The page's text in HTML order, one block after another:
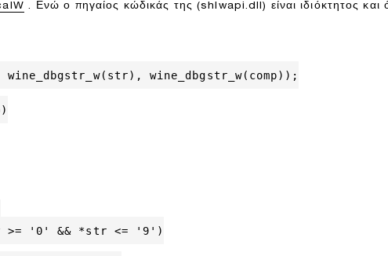
. Ενώ ο πηγαίος κώδικάς της (shlwapi.dll) είναι ιδιόκτητος
wine_dbgstr_w(comp));
&& *str <= '9')